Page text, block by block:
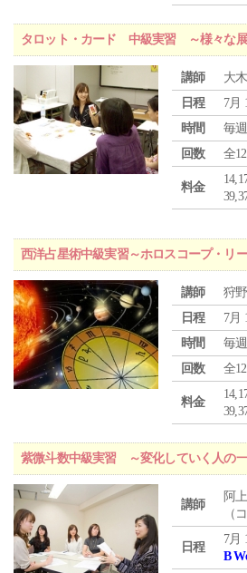
タロット・カード 中級実習 ～様々な展
講師
大
日程
7月
時間
毎
回数
全
料金
西洋占星術中級実習～ホロスコープ・リ
講師
狩
日程
7月
時間
毎
回数
全
料金
紫微斗数中級実習 ～変化していく人の
講師
阿
（
日程
7月
B